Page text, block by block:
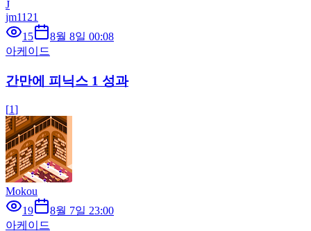
J
jm1121
15
8월 8일 00:08
아케이드
간만에 피닉스 1 성과
[1]
Mokou
19
8월 7일 23:00
아케이드